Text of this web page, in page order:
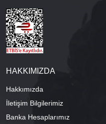
HAKKIMIZDA
Hakkımızda
İletişim Bilgilerimiz
Banka Hesaplarımız